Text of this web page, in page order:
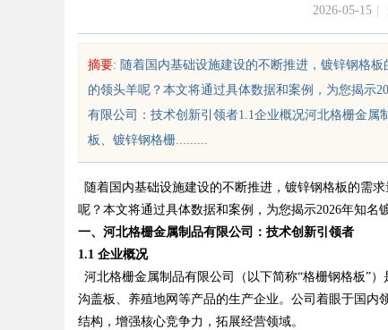
sc
uz
2026-05-15
摘要: 随着国内基础设施建设的不断推进，镀锌钢格
的领头羊呢？本文将通过具体数据和案例，为您揭示
有限公司：技术创新引领者1.1企业概况河北格栅金
板、镀锌钢格栅.........
随着国内基础设施建设的不断推进，镀锌钢格板的需
呢？本文将通过具体数据和案例，为您揭示2026年知名
一、河北格栅金属制品有限公司：技术创新引领者
1.1 企业概况
河北格栅金属制品有限公司（以下简称“格栅钢格板”
沟盖板、养殖地网等产品的生产企业。公司着眼于国内
结构，增强核心竞争力，拓展经营领域。
洗胃术虚拟仿真触摸没反应、画面卡
顿？立方幻境破解难题 境雷区的安全